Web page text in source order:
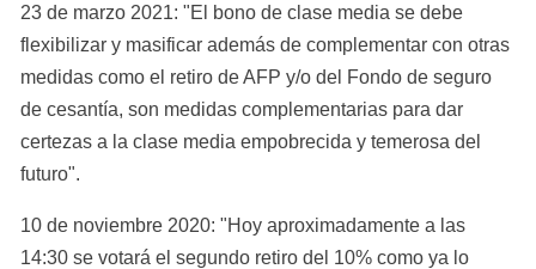
23 de marzo 2021: "El bono de clase media se debe
flexibilizar y masificar además de complementar con otras
medidas como el retiro de AFP y/o del Fondo de seguro
de cesantía, son medidas complementarias para dar
certezas a la clase media empobrecida y temerosa del
futuro".
10 de noviembre 2020: "Hoy aproximadamente a las
14:30 se votará el segundo retiro del 10% como ya lo